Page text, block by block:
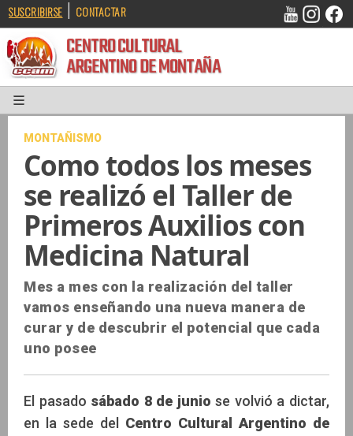
SUSCRIBIRSE | CONTACTAR
CENTRO CULTURAL
ARGENTINO DE MONTAÑA
MONTAÑISMO
Como todos los meses
se realizó el Taller de
Primeros Auxilios con
Medicina Natural
Mes a mes con la realización del taller
vamos enseñando una nueva manera de
curar y de descubrir el potencial que cada
uno posee
El pasado sábado 8 de junio se volvió a dictar,
en la sede del Centro Cultural Argentino de